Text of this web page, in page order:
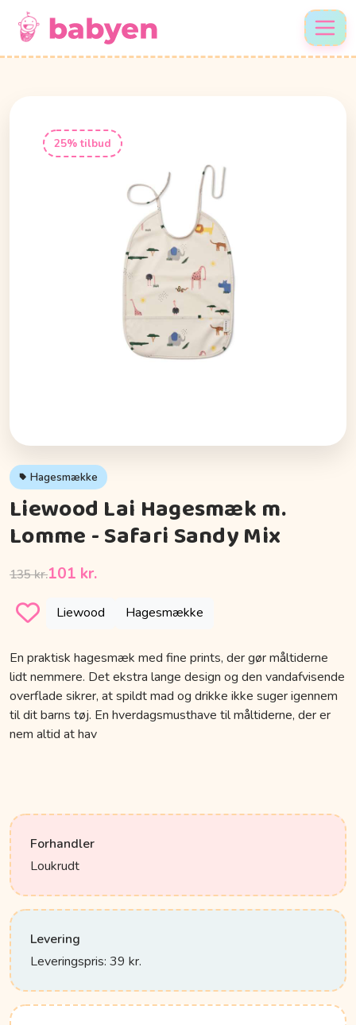
25% tilbud
Hagesmække
Liewood Lai Hagesmæk m.
Lomme - Safari Sandy Mix
135 kr.101 kr.
Liewood Hagesmække
En praktisk hagesmæk med fine prints, der gør måltiderne
lidt nemmere. Det ekstra lange design og den vandafvisende
overflade sikrer, at spildt mad og drikke ikke suger igennem
til dit barns tøj. En hverdagsmusthave til måltiderne, der er
nem altid at hav
Forhandler
Loukrudt
Levering
Leveringspris: 39 kr.